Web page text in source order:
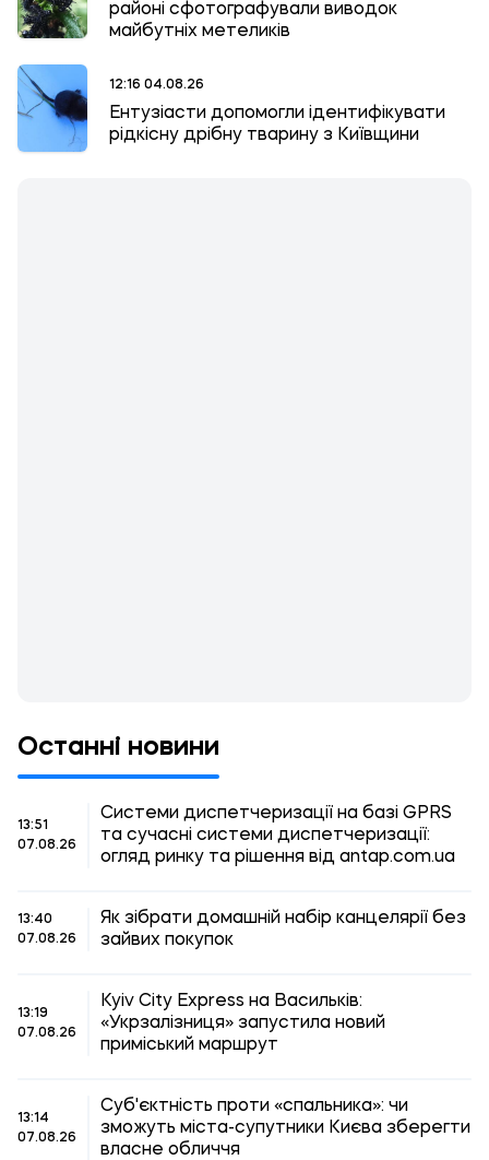
районі сфотографували виводок
майбутніх метеликів
12:16 04.08.26
Ентузіасти допомогли ідентифікувати
рідкісну дрібну тварину з Київщини
Останні новини
13:51
07.08.26
Системи диспетчеризації на базі GPRS
та сучасні системи диспетчеризації:
огляд ринку та рішення від antap.com.ua
13:40
07.08.26
Як зібрати домашній набір канцелярії без
зайвих покупок
13:19
07.08.26
Kyiv City Express на Васильків:
«Укрзалізниця» запустила новий
приміський маршрут
13:14
07.08.26
Суб'єктність проти «спальника»: чи
зможуть міста-супутники Києва зберегти
власне обличчя